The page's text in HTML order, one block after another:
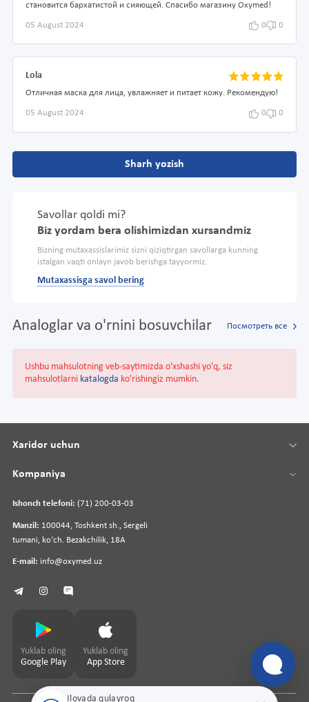
становится бархатистой и сияющей. Спасибо магазину Oxymed!
05 August 2024 0 0
Lola
Отличная маска для лица, увлажняет и питает кожу. Рекомендую!
05 August 2024 0 0
Sharh yozish
Savollar qoldi mi?
Biz yordam bera olishimizdan xursandmiz
Bizning mutaxassislarimiz sizni qiziqtirgan savollarga kunning
istalgan vaqti onlayn javob berishga tayyormiz.
Mutaxassisga savol bering
Analoglar va o'rnini bosuvchilar Посмотреть все
Ushbu mahsulotning veb-saytimizda o'xshashi yo'q, siz
mahsulotlarni katalogda ko'rishingiz mumkin.
Ilovada qulayroq
Ishonch telefoni: (71) 200-03-03
Manzil: 100044, Toshkent sh., Sergeli
tumani, koʻch. Bezakchilik, 18A
E-mail: info@oxymed.uz
Xaridor uchun
Kompaniya
Yuklab oling
Google Play
Yuklab oling
App Store